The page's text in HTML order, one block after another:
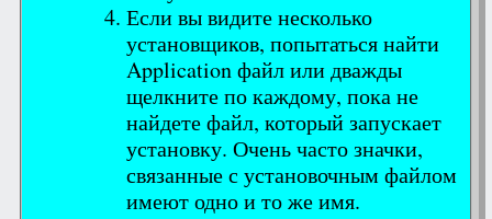
Если вы видите несколько
установщиков, попытаться найти
Application файл или дважды
щелкните по каждому, пока не
найдете файл, который запускает
установку. Очень часто значки,
связанные с установочным файлом
имеют одно и то же имя.